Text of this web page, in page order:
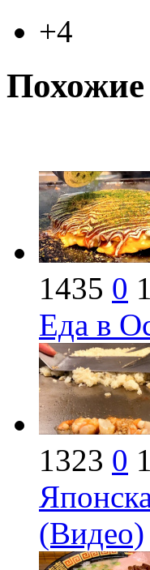
+4
Похожие
1435 0
Еда в
1323 0
(Видео)